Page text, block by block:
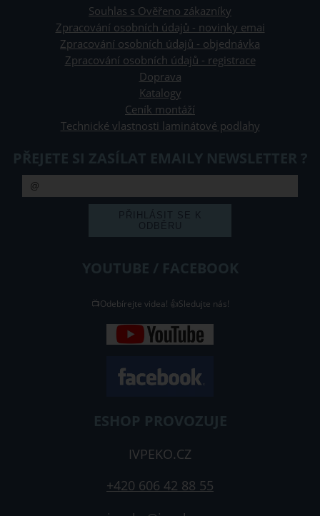
Souhlas s Ověřeno zákazníky
Zpracování osobních údajů - novinky emai
Zpracování osobních údajů - objednávka
Zpracování osobních údajů - registrace
Doprava
Katalogy
Ceník montáží
Technické vlastnosti laminátové podlahy
PŘEJETE SI ZASÍLAT EMAILY NEWSLETTER ?
YOUTUBE / FACEBOOK
📺Odebírejte videa! 👍Sledujte nás!
ESHOP PROVOZUJE
IVPEKO.CZ
+420 606 42 88 55